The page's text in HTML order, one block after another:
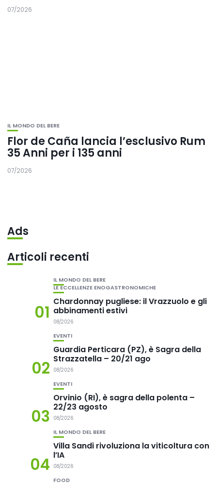
07/2026
IL MONDO DEL BERE
Flor de Caña lancia l’esclusivo Rum
35 Anni per i 135 anni
07/2026
Ads
Articoli recenti
01
IL MONDO DEL BERE
LE ECCELLENZE ENOGASTRONOMICHE
Chardonnay pugliese: il Vrazzuolo e gli
abbinamenti estivi
08/2026
02
EVENTI
Guardia Perticara (PZ), è Sagra della
Strazzatella – 20/21 ago
08/2026
03
EVENTI
Orvinio (RI), è sagra della polenta –
22/23 agosto
08/2026
04
IL MONDO DEL BERE
Villa Sandi rivoluziona la viticoltura con
l’IA
08/2026
FOOD